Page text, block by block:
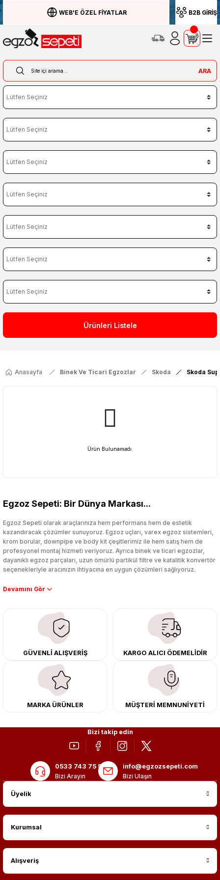
WEB'E ÖZEL FİYATLAR B2B GİRİŞ
ARA
Ürünleri Listele
Anasayfa Binek Ve Ticari Egzozlar Skoda Skoda
Ürün Bulunamadı.
Egzoz Sepeti: Bir Dünya Markası...
Egzoz Sepeti olarak araçlarınıza hem performans hem de estetik
kazandıracak çözümler sunuyoruz. Egzoz uçları, varex egzoz sistemleri,
krom borular, downpipe ve body kit çeşitlerimiz ile hem satış hem de
profesyonel montaj hizmeti veriyoruz. Ayrıca binek ve ticari egzozlar,
dayanıklı egzoz parçaları, uzun ömürlü partikül filtre ve katalitik konvertör
seçenekleriyle aracınızın ihtiyacına en uygun çözümleri sağlıyoruz.
Performans artışı isteyen sürücüler için özel performans egzozları ve
çıkma orijinal ürünler ile yenileyebilir, body kit uygulamalarıyla aracınızın
tasarımını ve aerodinamisini üst seviyeye taşıyabilirsiniz.
Tüm ürünlerimiz orijinal, dayanıklı ve uzun ömürlüdür. İstanbul’daki montaj
merkezimizde profesyonel montaj yapıyor, Türkiye’nin her yerine güvenli
kargo ile teslimat gerçekleştiriyoruz. Aracınıza değer katmak için doğru
adres: Egzoz Sepeti.
GÜVENLİ ALIŞVERİŞ KARGO ALICI ÖDEMELİDİR
MARKA ÜRÜNLER MÜŞTERİ MEMNUNİYETİ
Bizi takip edin
0533 743 75 56
Bizi Arayın
info@egzozsepeti.com
Bizi Ulaşın
Üyelik
Kurumsal
Alışveriş